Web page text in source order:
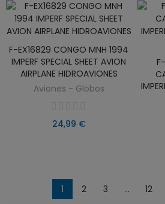
AÑADIR AL CARRITO
F-EX16829 CONGO MNH 1994
IMPERF SPECIAL SHEET AVION
AIRPLANE HIDROAVIONES
Aviones - Globos
24,99 €
1 2 3 … 12